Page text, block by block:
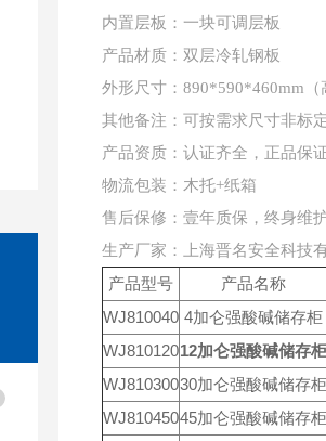
内置层板：一块可调层板
产品材质：双层冷轧钢板
外形尺寸：890*590*460mm（
其他备注：可按需求尺寸非标
产品资质：认证齐全，正品保
物流包装： 木托+纸箱
售后保修：壹年质保，终身维
生产厂家：上海晋名安全科技
产品型号 产品名称
WJ810040 4加仑强酸碱储存柜
WJ81012012加仑强酸碱储存柜
WJ81030030加仑强酸碱储存柜
WJ81045045加仑强酸碱储存柜